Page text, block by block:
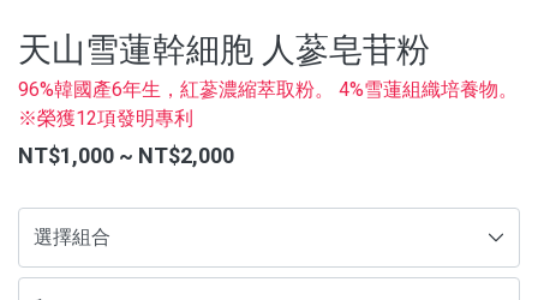
品牌
服務/政策
天山雪蓮幹細胞 人蔘皂苷粉
96%韓國產6年生，紅蔘濃縮萃取粉。 4%雪蓮組織培養物。
※榮獲12項發明專利
NT$1,000 ~ NT$2,000